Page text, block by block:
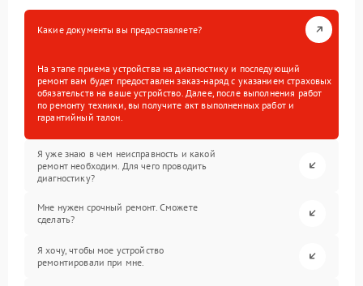
Какие документы вы предоставляете?
На этапе приема устройства на диагностику и последующий
ремонт вам будет предоставлен заказ-наряд с указанием страховых
обязательств на ваше устройство. Далее, после выполнения работ
по ремонту техники, вы получите акт выполненных работ и
гарантийный талон.
Я уже знаю в чем неисправность и какой
ремонт необходим. Для чего проводить
диагностику?
Мне нужен срочный ремонт. Сможете
сделать?
Я хочу, чтобы мое устройство
ремонтировали при мне.